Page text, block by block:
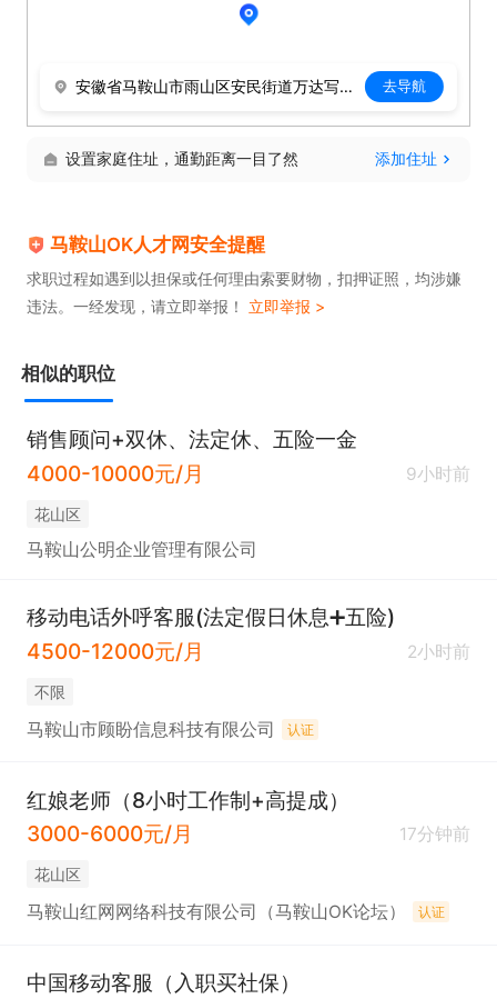
学习能力强，沟通能力较好
工作地点：
马鞍山市雨山区万达写字楼2楼整层
以真诚的态度对待每一位面试者，望无意长久稳定发
展的面试者勿扰！
安徽省马鞍山市雨山区安民街道万达写字楼2楼 去导航
设置家庭住址，通勤距离一目了然 添加住址
马鞍山OK人才网安全提醒
求职过程如遇到以担保或任何理由索要财物，扣押证照，均涉嫌
违法。一经发现，请立即举报！ 立即举报 >
相似的职位
销售顾问+双休、法定休、五险一金
4000-10000元/月
9小时前
花山区
马鞍山公明企业管理有限公司
移动电话外呼客服(法定假日休息➕五险)
4500-12000元/月
2小时前
不限
马鞍山市顾盼信息科技有限公司 认证
红娘老师（8小时工作制+高提成）
3000-6000元/月
17分钟前
花山区
马鞍山红网网络科技有限公司（马鞍山OK论坛） 认证
中国移动客服（入职买社保）